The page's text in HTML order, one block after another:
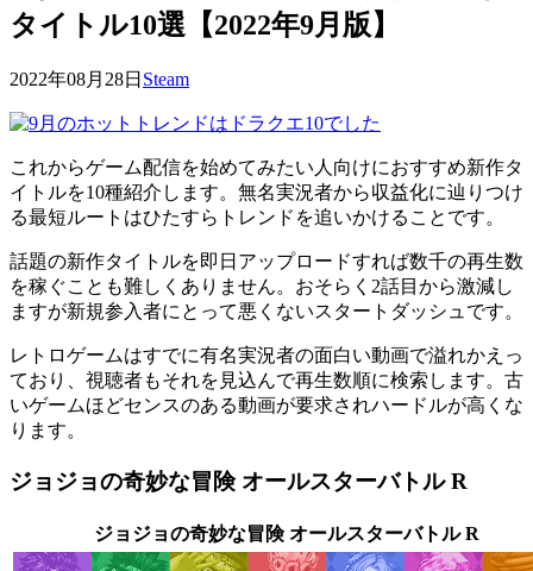
タイトル10選【2022年9月版】
2022年08月28日 Steam
これからゲーム配信を始めてみたい人向けにおすすめ新作タ
イトルを10種紹介します。無名実況者から収益化に辿りつけ
る最短ルートはひたすらトレンドを追いかける ことです。
話題の新作タイトルを即日アップロードすれば数千の再生数
を稼ぐことも難しくありません。おそらく2話目から激減し
ますが新規参入者にとって悪くないスタートダッシュです。
レトロゲームはすでに有名実況者の面白い動画で溢れかえっ
ており、視聴者もそれを見込んで再生数順に検索します。古
いゲームほどセンスのある動画が要求されハードルが高くな
ります。
ジョジョの奇妙な冒険 オールスターバトル R
ジョジョの奇妙な冒険 オールスターバトル R